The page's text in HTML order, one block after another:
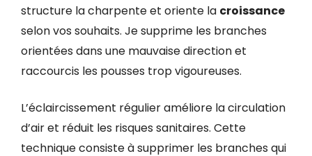
structure la charpente et oriente la croissance
selon vos souhaits. Je supprime les branches
orientées dans une mauvaise direction et
raccourcis les pousses trop vigoureuses.
L’éclaircissement régulier améliore la circulation
d’air et réduit les risques sanitaires. Cette
technique consiste à supprimer les branches qui